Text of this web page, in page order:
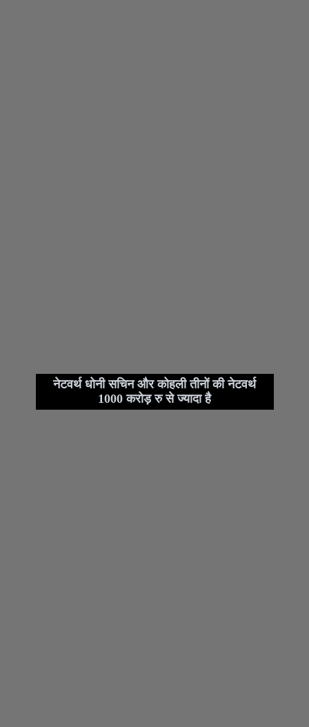
नेटवर्थ धोनी सचिन और कोहली तीनों की नेटवर्थ
1000 करोड़ रु से ज्यादा है